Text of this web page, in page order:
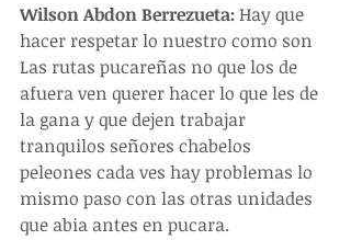
Wilson Abdon Berrezueta: Hay que
hacer respetar lo nuestro como son
Las rutas pucareñas no que los de
afuera ven querer hacer lo que les de
la gana y que dejen trabajar
tranquilos señores chabelos
peleones cada ves hay problemas lo
mismo paso con las otras unidades
que abia antes en pucara.